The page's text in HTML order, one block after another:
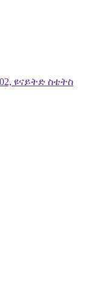
ዩናይትድ ስቴትስ